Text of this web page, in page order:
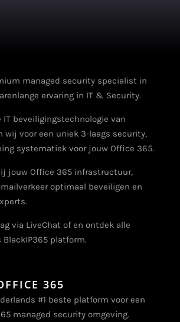
managed security specialist in
ervaring in IT & Security.
beveiligingstechnologie van
wij voor een uniek 3-laags security,
systematiek voor jouw Office 365.
jouw Office 365 infrastructuur,
optimaal beveiligen en
via LiveChat of en ontdek alle
platform.
365
#1 beste platform voor een
managed security omgeving.